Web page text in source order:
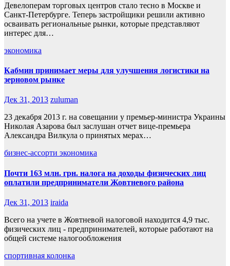
Девелоперам торговых центров стало тесно в Москве и
Санкт-Петербурге. Теперь застройщики решили активно
осваивать региональные рынки, которые представляют
интерес для…
экономика
Кабмин принимает меры для улучшения логистики на
зерновом рынке
Дек 31, 2013 zuluman
23 декабря 2013 г. на совещании у премьер-министра Украины
Николая Азарова был заслушан отчет вице-премьера
Александра Вилкула о принятых мерах…
бизнес-ассорти экономика
Почти 163 млн. грн. налога на доходы физических лиц
оплатили предприниматели Жовтневого района
Дек 31, 2013 iraida
Всего на учете в Жовтневой налоговой находится 4,9 тыс.
физических лиц - предпринимателей, которые работают на
общей системе налогообложения
спортивная колонка